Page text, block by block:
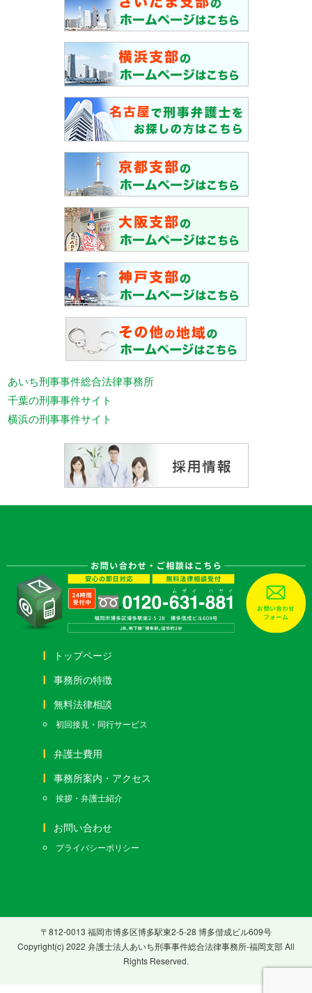
あいち刑事事件総合法律事務所
千葉の刑事事件サイト
横浜の刑事事件サイト
トップページ
事務所の特徴
無料法律相談
初回接見・同行サービス
弁護士費用
事務所案内・アクセス
挨拶・弁護士紹介
お問い合わせ
プライバシーポリシー
〒812-0013 福岡市博多区博多駅東2-5-28 博多偕成ビル609号
Copyright(c) 2022 弁護士法人あいち刑事事件総合法律事務所-福岡支部 All
Rights Reserved.